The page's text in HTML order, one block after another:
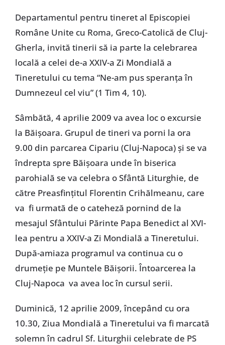
Departamentul pentru tineret al Episcopiei
Române Unite cu Roma, Greco-Catolică de Cluj-
Gherla, invită tinerii să ia parte la celebrarea
locală a celei de-a XXIV-a Zi Mondială a
Tineretului cu tema “Ne-am pus speranţa în
Dumnezeul cel viu” (1 Tim 4, 10).
Sâmbătă, 4 aprilie 2009 va avea loc o excursie
la Băişoara. Grupul de tineri va porni la ora
9.00 din parcarea Cipariu (Cluj-Napoca) şi se va
îndrepta spre Băişoara unde în biserica
parohială se va celebra o Sfântă Liturghie, de
către Preasfinţitul Florentin Crihălmeanu, care
va fi urmată de o cateheză pornind de la
mesajul Sfântului Părinte Papa Benedict al XVI-
lea pentru a XXIV-a Zi Mondială a Tineretului.
După-amiaza programul va continua cu o
drumeţie pe Muntele Băişorii. Întoarcerea la
Cluj-Napoca va avea loc în cursul serii.
Duminică, 12 aprilie 2009, începând cu ora
10.30, Ziua Mondială a Tineretului va fi marcată
solemn în cadrul Sf. Liturghii celebrate de PS